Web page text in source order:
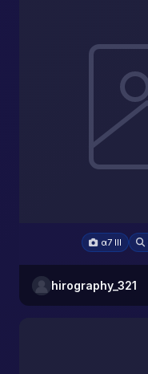
α7 III
hirography_321